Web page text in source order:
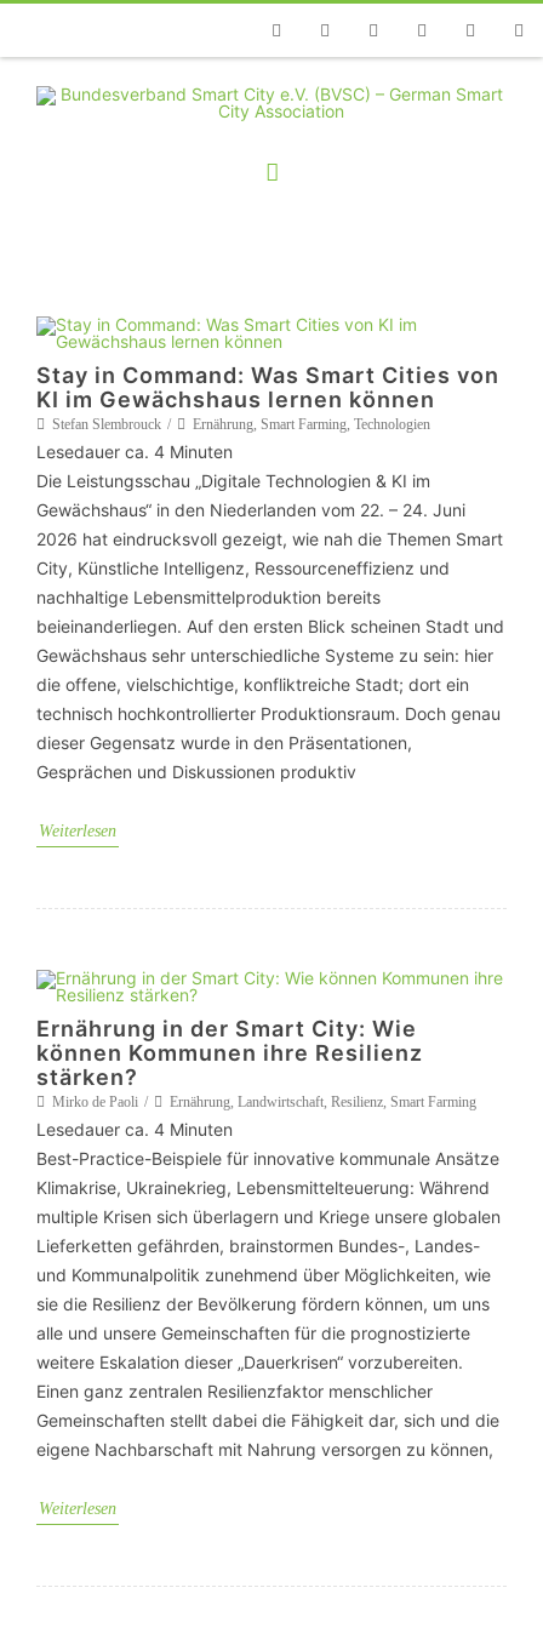
TelefonFacebookTwitterYoutubeInstagramLinkedin
Stay in Command: Was Smart Cities von
KI im Gewächshaus lernen können
Stefan Slembrouck Ernährung, Smart Farming, Technologien
Lesedauer ca. 4 Minuten
Die Leistungsschau „Digitale Technologien & KI im
Gewächshaus“ in den Niederlanden vom 22. – 24. Juni
2026 hat eindrucksvoll gezeigt, wie nah die Themen Smart
City, Künstliche Intelligenz, Ressourceneffizienz und
nachhaltige Lebensmittelproduktion bereits
beieinanderliegen. Auf den ersten Blick scheinen Stadt und
Gewächshaus sehr unterschiedliche Systeme zu sein: hier
die offene, vielschichtige, konfliktreiche Stadt; dort ein
technisch hochkontrollierter Produktionsraum. Doch genau
dieser Gegensatz wurde in den Präsentationen,
Gesprächen und Diskussionen produktiv
Weiterlesen
Ernährung in der Smart City: Wie
können Kommunen ihre Resilienz
stärken?
Mirko de Paoli Ernährung, Landwirtschaft, Resilienz, Smart Farming
Lesedauer ca. 4 Minuten
Best-Practice-Beispiele für innovative kommunale Ansätze
Klimakrise, Ukrainekrieg, Lebensmittelteuerung: Während
multiple Krisen sich überlagern und Kriege unsere globalen
Lieferketten gefährden, brainstormen Bundes-, Landes-
und Kommunalpolitik zunehmend über Möglichkeiten, wie
sie die Resilienz der Bevölkerung fördern können, um uns
alle und unsere Gemeinschaften für die prognostizierte
weitere Eskalation dieser „Dauerkrisen“ vorzubereiten.
Einen ganz zentralen Resilienzfaktor menschlicher
Gemeinschaften stellt dabei die Fähigkeit dar, sich und die
eigene Nachbarschaft mit Nahrung versorgen zu können,
Weiterlesen